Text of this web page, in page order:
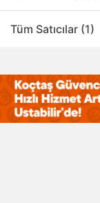
Tüm Satıcılar (1)